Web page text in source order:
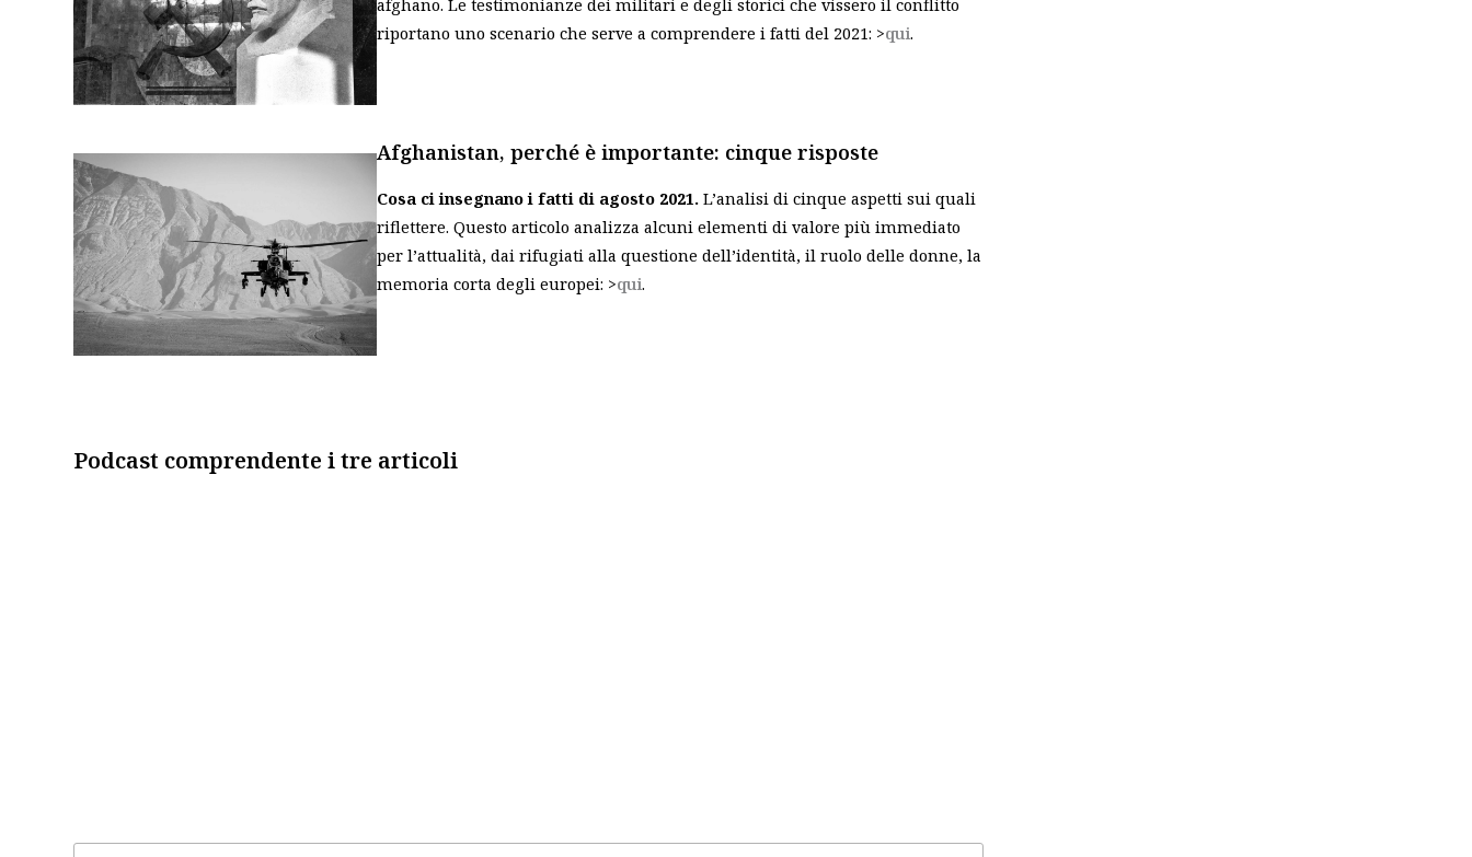
afghano. Le testimonianze dei militari e degli storici che vissero il conflitto
riportano uno scenario che serve a comprendere i fatti del 2021: >qui.
Afghanistan, perché è importante: cinque risposte
Cosa ci insegnano i fatti di agosto 2021. L’analisi di cinque aspetti sui quali
riflettere. Questo articolo analizza alcuni elementi di valore più immediato
per l’attualità, dai rifugiati alla questione dell’identità, il ruolo delle donne, la
memoria corta degli europei: >qui.
Podcast comprendente i tre articoli